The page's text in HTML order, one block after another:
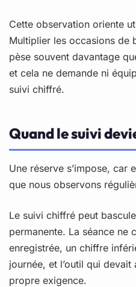
Cette observation oriente
Multiplier les occasions de
pèse souvent davantage
et cela ne demande ni
suivi chiffré.
Quand le suivi
Une réserve s’impose, car
que nous observons
Le suivi chiffré peut
permanente. La séance ne
enregistrée, un chiffre
journée, et l’outil qui
propre exigence.